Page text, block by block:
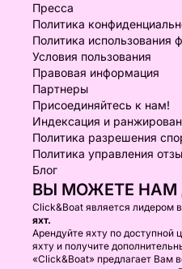
Пресса
Политика
Политика использования
Условия пользования
Правовая информация
Партнеры
Присоединяйтесь к нам!
Индексация и
Политика разрешения
Политика управления
Блог
ВЫ МОЖЕТЕ НАМ
Click&Boat является лидером
яхт.
Арендуйте яхту по доступной
яхту и получите
«Click&Boat» предлагает Вам